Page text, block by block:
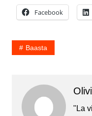
Facebook
Baasta
"La